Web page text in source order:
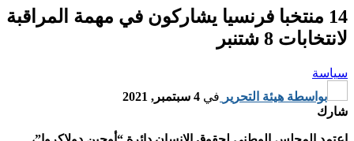
14 منتخبا فرنسيا يشاركون في مهمة المراقبة
لانتخابات 8 شتنبر
سياسة
بواسطة هيئة التحرير في 4 سبتمبر, 2021
شارك